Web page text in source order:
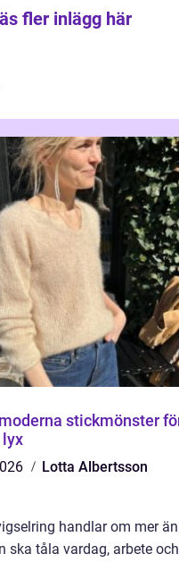
fler inlägg här
lyx
Lotta Albertsson
handlar om mer än
ska tåla vardag, arbete och